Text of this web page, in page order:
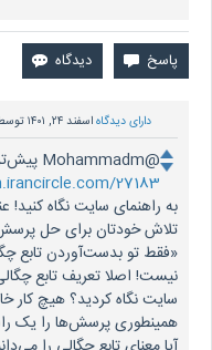
دارای دیدگاهاسفند ۲۴, ۱۴۰۱
@Mohammadm پیش‌تر کاربر دیگری در زیر پست دیگرتان
27183
به راهنمای سایت نگاه
تلاش خودتان برای حل پرسش
«فقط تو بدست‌آوردن تابع
نیست! اصلا تعریف تابع
سایت نگاه کردید؟ هیچ
همینطوری پرسش‌ها را یک